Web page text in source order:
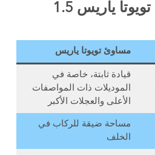
مميزات ومساوئ تويوتا ياريس 1.5
مساوئ تويوتا ياريس
قيادة ثابتة، خاصة في
الموديلات ذات المواصفات
الأعلى والعجلات الأكبر
مساحة ضيقة للركاب في
الخلف